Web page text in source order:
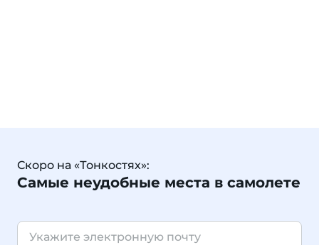
Скоро на «Тонкостях»:
Самые неудобные места в самолете